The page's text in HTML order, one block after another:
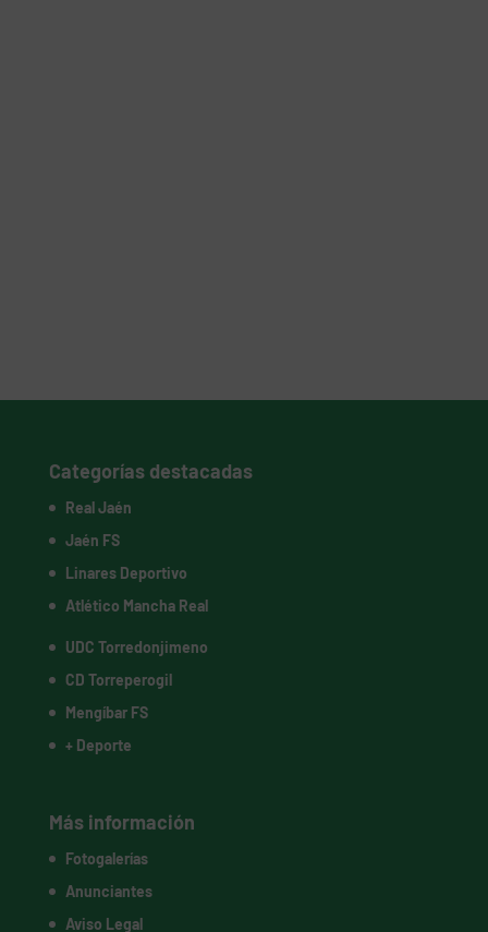
Categorías destacadas
Real Jaén
Jaén FS
Linares Deportivo
Atlético Mancha Real
UDC Torredonjimeno
CD Torreperogil
Mengíbar FS
+ Deporte
Más información
Fotogalerías
Anunciantes
Aviso Legal